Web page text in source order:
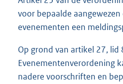
voor bepaalde
evenementen een
Op grond van artikel 27, lid
Evenementenverordening
nadere voorschriften en